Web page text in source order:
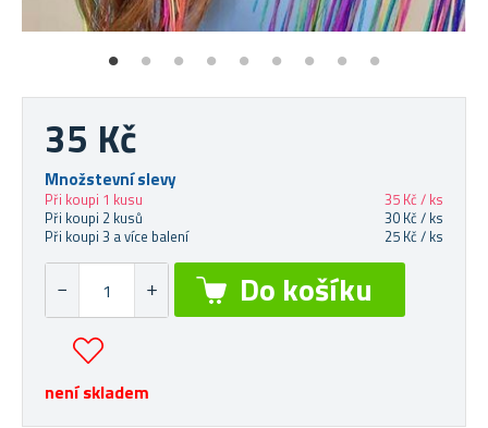
35 Kč
Množstevní slevy
Při koupi 1 kusu
35 Kč / ks
Při koupi 2 kusů
30 Kč / ks
Při koupi 3 a více balení
25 Kč / ks
není skladem